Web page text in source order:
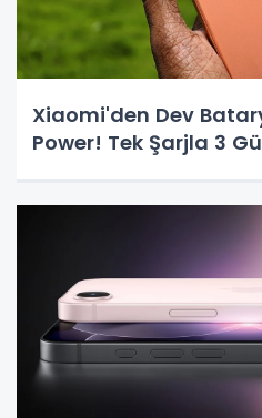
Xiaomi'den Dev
Power! Tek Şarjla 3